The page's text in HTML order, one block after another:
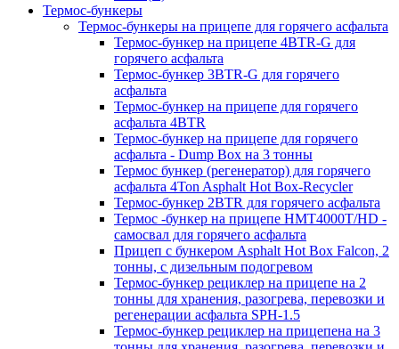
Термос-бункеры
Термос-бункеры на прицепе для горячего асфальта
Термос-бункер на прицепе 4BTR-G для
горячего асфальта
Термос-бункер 3BTR-G для горячего
асфальта
Термос-бункер на прицепе для горячего
асфальта 4BTR
Термос-бункер на прицепе для горячего
асфальта - Dump Box на 3 тонны
Термос бункер (регенератор) для горячего
асфальта 4Ton Asphalt Hot Box-Recycler
Термос-бункер 2BTR для горячего асфальта
Термос -бункер на прицепе HMT4000T/HD -
самосвал для горячего асфальта
Прицеп с бункером Asphalt Hot Box Falcon, 2
тонны, с дизельным подогревом
Термос-бункер рециклер на прицепе на 2
тонны для хранения, разогрева, перевозки и
регенерации асфальта SPH-1.5
Термос-бункер рециклер на прицепена на 3